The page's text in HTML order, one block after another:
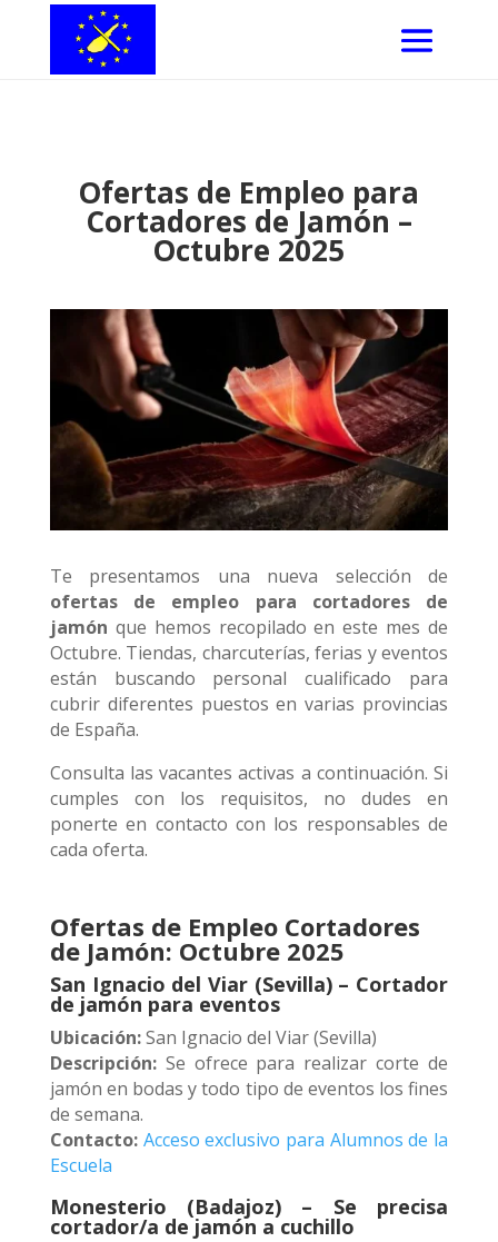
Ofertas de Empleo para
Cortadores de Jamón –
Octubre 2025
Te presentamos una nueva selección de
ofertas de empleo para cortadores de
jamón que hemos recopilado en este mes de
Octubre. Tiendas, charcuterías, ferias y eventos
están buscando personal cualificado para
cubrir diferentes puestos en varias provincias
de España.
Consulta las vacantes activas a continuación. Si
cumples con los requisitos, no dudes en
ponerte en contacto con los responsables de
cada oferta.
Ofertas de Empleo Cortadores
de Jamón: Octubre 2025
San Ignacio del Viar (Sevilla) – Cortador
de jamón para eventos
Ubicación:San Ignacio del Viar (Sevilla)
Descripción:Se ofrece para realizar corte de
jamón en bodas y todo tipo de eventos los fines
de semana.
Contacto: Acceso exclusivo para Alumnos de la
Escuela
Monesterio (Badajoz) – Se precisa
cortador/a de jamón a cuchillo